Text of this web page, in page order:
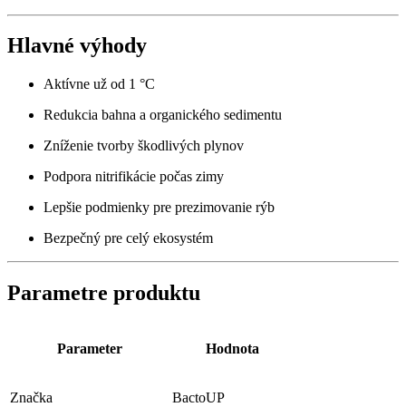
Hlavné výhody
Aktívne už od 1 °C
Redukcia bahna a organického sedimentu
Zníženie tvorby škodlivých plynov
Podpora nitrifikácie počas zimy
Lepšie podmienky pre prezimovanie rýb
Bezpečný pre celý ekosystém
Parametre produktu
Parameter Hodnota
Značka BactoUP